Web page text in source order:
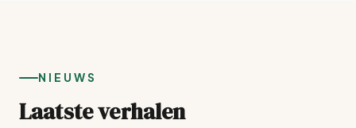
NIEUWS
Laatste verhalen